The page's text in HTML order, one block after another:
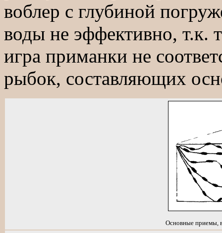
воблер с глубиной
воды не эффективно, т.к.
игра приманки не
рыбок, составляющих
Основные приемы,